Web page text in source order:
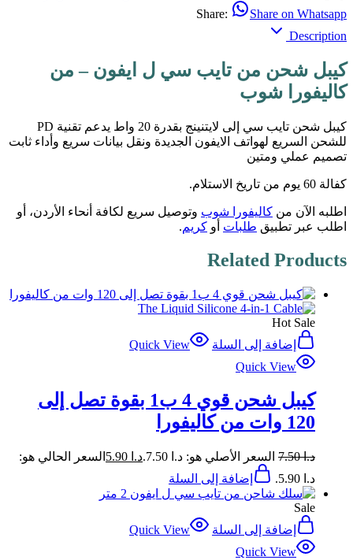
Share:
Share on Whatsapp
Description
كيبل شحن من تايب سي ل ايفون – من
كاليفورا شوب
كيبل شحن تايب سي إلى لايتنينج بقدرة 20 واط يدعم تقنية PD
للشحن السريع لهواتف الايفون الجديدة ونقل بيانات سريع وأداء ثابت
تصميم عملي ومتين
كفالة 60 يوم من تاريخ الاستلام.
اطلبه الآن من كاليفورا شوب وتوصيل سريع لكافة أنحاء الأردن، أو
اطلب عبر تطبيق طلبات أو كريم.
Related Products
Hot Sale
إضافة إلى السلة
Quick View
Quick View
كيبل شحن قوي 4 ب1 بقوة تصل إلى
120 وات من كاليفورا
د.ا7.50 السعر الأصلي هو: د.ا 7.50. د.ا
السعر الحالي هو:
د.ا 5.90.
إضافة إلى السلة
Sale
إضافة إلى السلة
Quick View
Quick View